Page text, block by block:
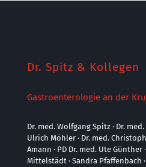
Dr. Spitz & Kollegen
Gastroenterologie an der
Dr. med. Wolfgang Spitz · Dr.
Ulrich Möhler · Dr. med.
Amann · PD Dr. med. Ute Günther
Mittelstädt · Sandra Pfaffenbach